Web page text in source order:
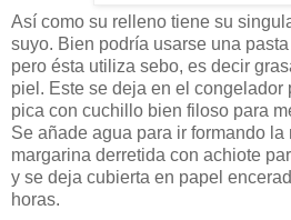
Así como su relleno tiene su
suyo. Bien podría usarse una
pero ésta utiliza sebo, es decir
piel. Este se deja en el congelador
pica con cuchillo bien filoso para
Se añade agua para ir formando la
margarina derretida con achiote
y se deja cubierta en papel
horas.